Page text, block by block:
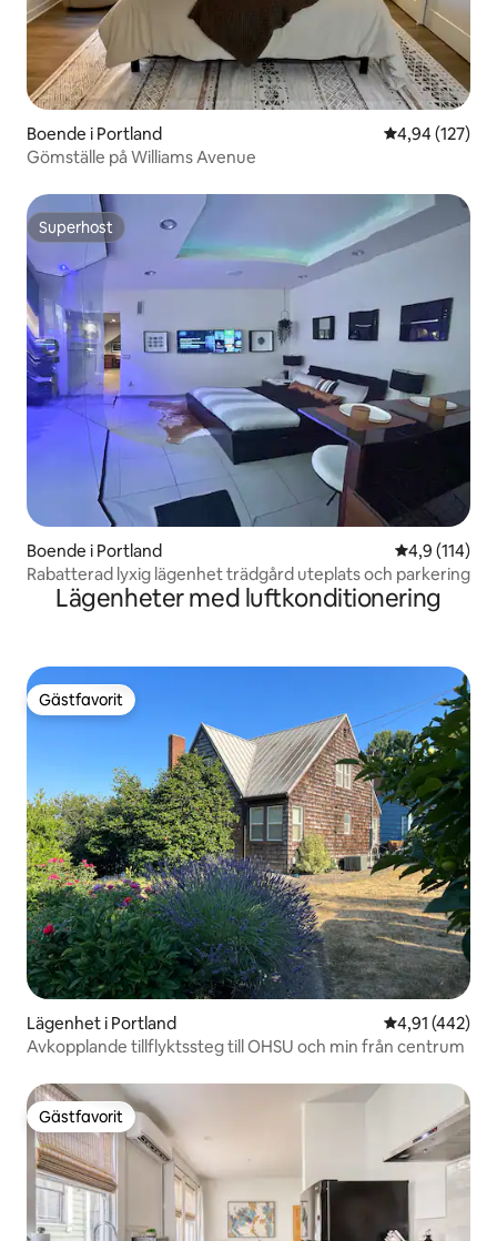
Boende i Portland 4,94 av 5 i
4,94 (127)
Gömställe på Williams Avenue
Superhost
Superhost
Boende i Portland 4,9 av 5 i
4,9 (114)
Rabatterad lyxig lägenhet trädgård uteplats och parkering
Lägenheter med luftkonditionering
Gästfavorit
Gästfavorit
Lägenhet i Portland 4,91 av 5 i
4,91 (442)
Avkopplande tillflyktssteg till OHSU och min från centrum
Gästfavorit
Gästfavorit